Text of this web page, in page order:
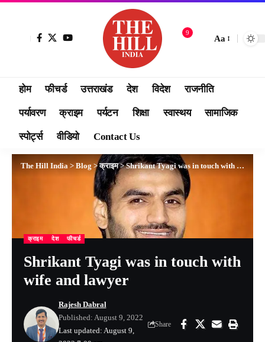
9
Aa
होम फीचर्ड उत्तराखंड देश विदेश राजनीति
पर्यावरण क्राइम पर्यटन शिक्षा स्वास्थय सामाजिक
स्पोर्ट्स वीडियो Contact Us
The Hill India>Blog>क्राइम>Shrikant Tyagi was in touch with wife and lawyer
क्राइम देश फीचर्ड
Shrikant Tyagi was in touch with
wife and lawyer
Last updated: August 9,
Rajesh Dabral
Published: August 9, 2022
Share